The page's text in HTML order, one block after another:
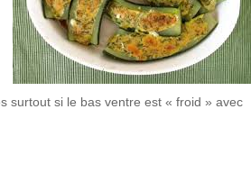
surtout si le bas ventre est « froid » avec